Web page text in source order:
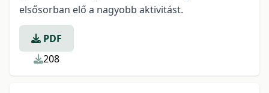
elsősorban elő a nagyobb aktivitást.
PDF
208